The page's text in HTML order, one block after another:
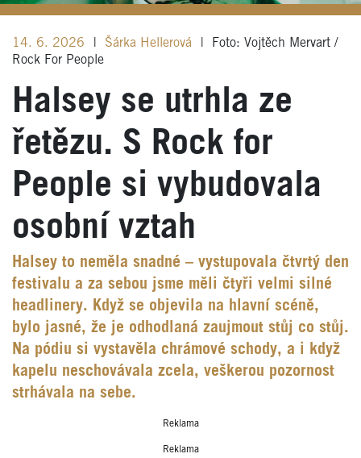
14. 6. 2026 Šárka Hellerová
Foto: Vojtěch Mervart /
Rock For People
Halsey se utrhla ze
řetězu. S Rock for
People si vybudovala
osobní vztah
Halsey to neměla snadné – vystupovala čtvrtý den
festivalu a za sebou jsme měli čtyři velmi silné
headlinery. Když se objevila na hlavní scéně,
bylo jasné, že je odhodlaná zaujmout stůj co stůj.
Na pódiu si vystavěla chrámové schody, a i když
kapelu neschovávala zcela, veškerou pozornost
strhávala na sebe.
Reklama
Reklama